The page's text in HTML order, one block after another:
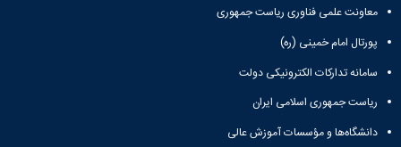
فرهنگی
دانشکده
تولید
Journal
of
Stress
دفتر
ارتباط
معاونت علمی فناوری ریاست جمهوری
پورتال امام خمینی (ره)
سامانه تدارکات الکترونیکی دولت
ریاست جمهوری اسلامی ایران
دانشگاه‌ها و مؤسسات آموزش عالی